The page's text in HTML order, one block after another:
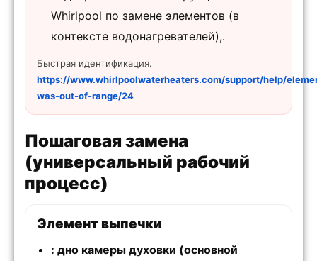
Whirlpool по замене элементов (в
контексте водонагревателей),.
Быстрая идентификация.
https://www.whirlpoolwaterheaters.com/support/help/
was-out-of-range/24
Пошаговая замена
(универсальный рабочий
процесс)
Элемент выпечки
: дно камеры духовки (основной